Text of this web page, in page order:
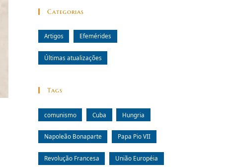
Categorias
Artigos Efemérides
Últimas atualizações
Tags
comunismo Cuba Hungria
Napoleão Bonaparte Papa Pio VII
Revolução Francesa União Européia